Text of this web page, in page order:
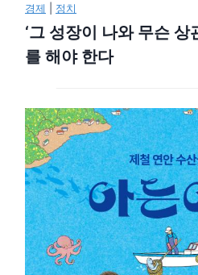
경제 정치
‘그 성장이 나와 무슨 상
를 해야 한다